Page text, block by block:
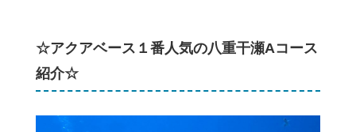
☆アクアベース１番人気の八重干瀬Aコース
紹介☆